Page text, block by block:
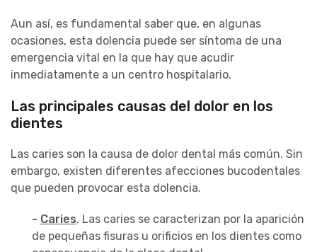
Aun así, es fundamental saber que, en algunas
ocasiones, esta dolencia puede ser síntoma de una
emergencia vital en la que hay que acudir
inmediatamente a un centro hospitalario.
Las principales causas del dolor en los
dientes
Las caries son la causa de dolor dental más común. Sin
embargo, existen diferentes afecciones bucodentales
que pueden provocar esta dolencia.
- Caries. Las caries se caracterizan por la aparición
de pequeñas fisuras u orificios en los dientes como